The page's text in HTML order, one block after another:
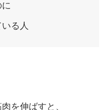
る人
を伸ばすと、